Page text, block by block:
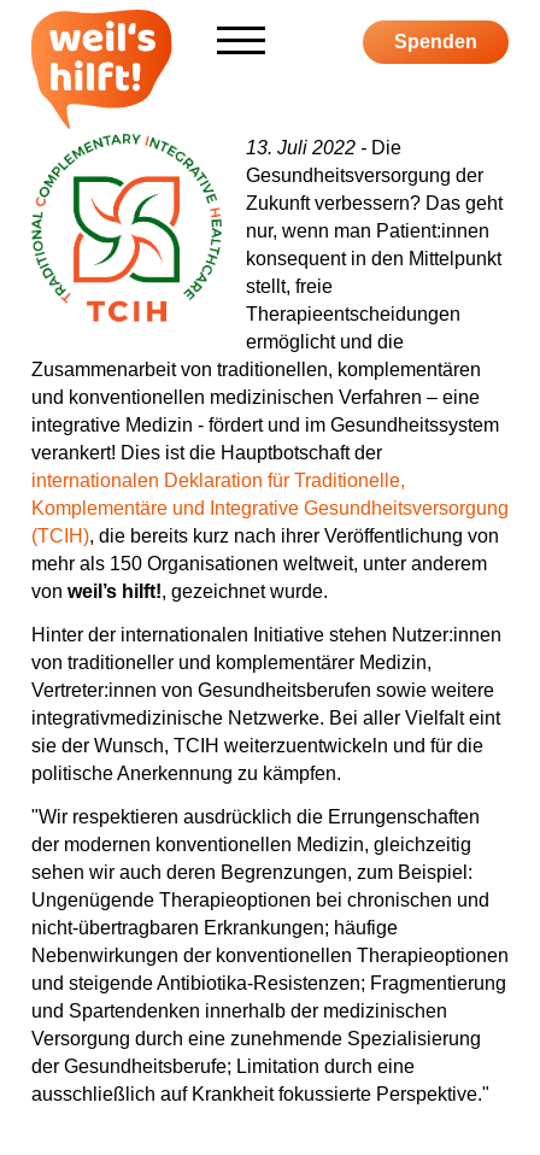
Spenden
Informieren
Aktiv werden
Kampagne
S
u
c
h
e
F
a
c
e
b
o
o
k
I
n
s
t
a
g
r
a
m
Y
o
u
T
u
b
e
P
o
d
c
a
s
t
S
h
o
p
13. Juli 2022 -Die
Gesundheitsversorgung der
Zukunft verbessern? Das geht
nur, wenn man Patient:innen
konsequent in den Mittelpunkt
stellt, freie
Therapieentscheidungen
ermöglicht und die
Zusammenarbeit von traditionellen, komplementären
und konventionellen medizinischen Verfahren – eine
integrative Medizin - fördert und im Gesundheitssystem
verankert! Dies ist die Hauptbotschaft der
internationalen Deklaration für Traditionelle,
Komplementäre und Integrative Gesundheitsversorgung
(TCIH), die bereits kurz nach ihrer Veröffentlichung von
mehr als 150 Organisationen weltweit, unter anderem
von weil’s hilft!, gezeichnet wurde.
Hinter der internationalen Initiative stehen Nutzer:innen
von traditioneller und komplementärer Medizin,
Vertreter:innen von Gesundheitsberufen sowie weitere
integrativmedizinische Netzwerke. Bei aller Vielfalt eint
sie der Wunsch, TCIH weiterzuentwickeln und für die
politische Anerkennung zu kämpfen.
"Wir respektieren ausdrücklich die Errungenschaften
der modernen konventionellen Medizin, gleichzeitig
sehen wir auch deren Begrenzungen, zum Beispiel:
Ungenügende Therapieoptionen bei chronischen und
nicht-übertragbaren Erkrankungen; häufige
Nebenwirkungen der konventionellen Therapieoptionen
und steigende Antibiotika-Resistenzen; Fragmentierung
und Spartendenken innerhalb der medizinischen
Versorgung durch eine zunehmende Spezialisierung
der Gesundheitsberufe; Limitation durch eine
ausschließlich auf Krankheit fokussierte Perspektive."